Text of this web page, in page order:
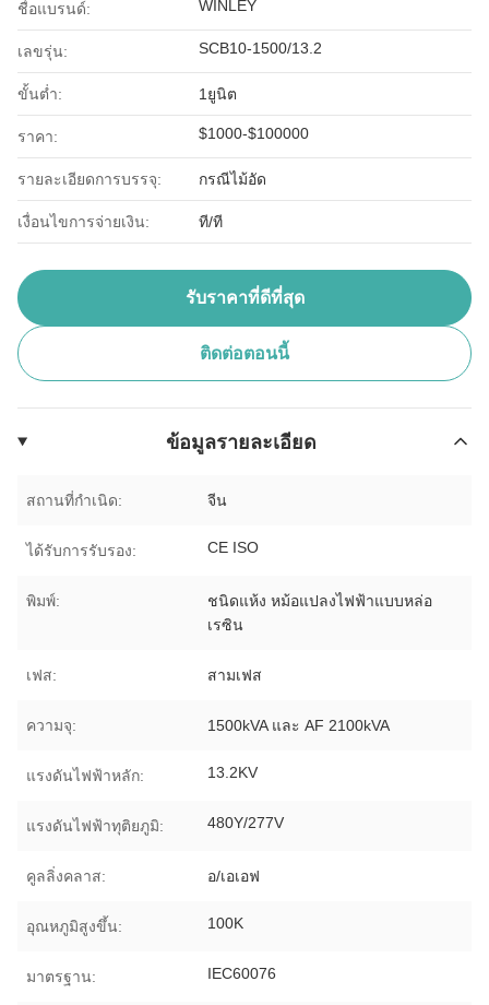
ชื่อแบรนด์: WINLEY
เลขรุ่น: SCB10-1500/13.2
ขั้นต่ำ: 1ยูนิต
ราคา: $1000-$100000
รายละเอียดการบรรจุ: กรณีไม้อัด
เงื่อนไขการจ่ายเงิน: ที/ที
รับราคาที่ดีที่สุด
ติดต่อตอนนี้
ข้อมูลรายละเอียด
สถานที่กำเนิด: จีน
ได้รับการรับรอง: CE ISO
พิมพ์:
ชนิดแห้ง หม้อแปลงไฟฟ้าแบบหล่อ
เรซิน
เฟส: สามเฟส
ความจุ: 1500kVA และ AF 2100kVA
แรงดันไฟฟ้าหลัก: 13.2KV
แรงดันไฟฟ้าทุติยภูมิ: 480Y/277V
คูลลิ่งคลาส: อ/เอเอฟ
อุณหภูมิสูงขึ้น: 100K
มาตรฐาน: IEC60076